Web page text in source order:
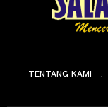
TENTANG KAMI